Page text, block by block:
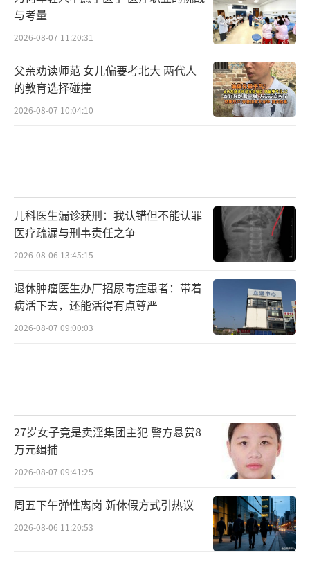
与考量
2026-08-07 11:20:31
父亲劝读师范 女儿偏要考北大 两代人
的教育选择碰撞
2026-08-07 10:04:10
儿科医生漏诊获刑：我认错但不能认罪
医疗疏漏与刑事责任之争
2026-08-06 13:45:15
退休肿瘤医生办厂招尿毒症患者：带着
病活下去，还能活得有点尊严
2026-08-07 09:00:03
27岁女子竟是卖淫集团主犯 警方悬赏8
万元缉捕
2026-08-07 09:41:25
周五下午弹性离岗 新休假方式引热议
2026-08-06 11:20:53